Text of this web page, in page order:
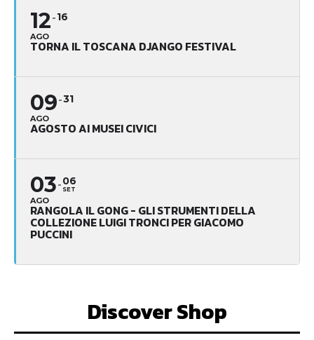
12
AGO
16
TORNA IL TOSCANA DJANGO FESTIVAL
09
AGO
31
AGOSTO AI MUSEI CIVICI
03
AGO
06
SET
RANGOLA IL GONG - GLI STRUMENTI DELLA
COLLEZIONE LUIGI TRONCI PER GIACOMO
PUCCINI
Discover Shop